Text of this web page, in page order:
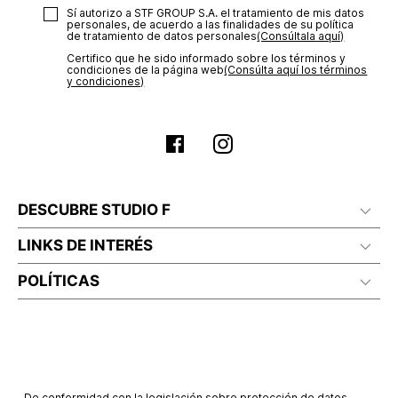
Sí autorizo a STF GROUP S.A. el tratamiento de mis datos
personales, de acuerdo a las finalidades de su política
de tratamiento de datos personales‎(Consúltala aquí)
Certifico que he sido informado sobre los términos y
condiciones de la página web‎(Consúlta aquí los términos
y condiciones)
DESCUBRE STUDIO F
LINKS DE INTERÉS
POLÍTICAS